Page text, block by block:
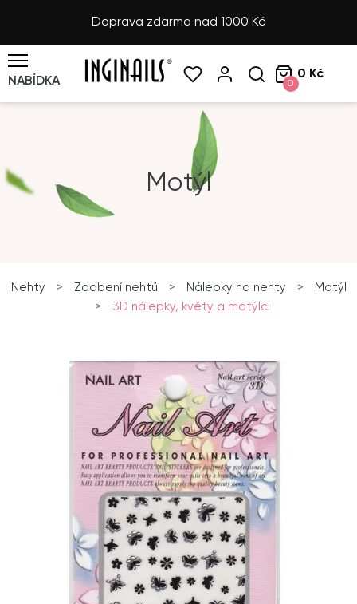
Doprava zdarma nad 1000 Kč
NABÍDKA 0
0 Kč
Motýl
Nehty > Zdobení nehtů > Nálepky na nehty >
Motýl
>
3D nálepky, květy a motýlci